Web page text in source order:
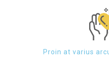
Proin at varius